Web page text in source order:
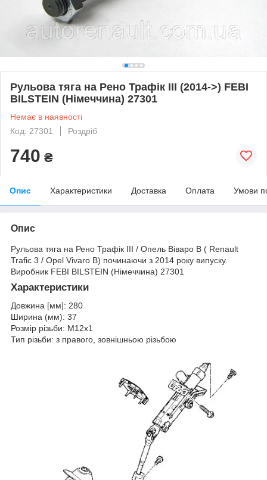
Рульова тяга на Рено Трафік III (2014->) FEBI
BILSTEIN (Німеччина) 27301
Немає в наявності
Код: 27301
Роздріб
740 ₴
Опис Характеристики Доставка Оплата Умови
Опис
Рульова тяга на Рено Трафік III / Опель Віваро B ( Renault
Trafic 3 / Opel Vivaro B) починаючи з 2014 року випуску.
Виробник FEBI BILSTEIN (Німеччина) 27301
Характеристики
Довжина [мм]: 280
Ширина (мм): 37
Розмір різьби: M12x1
Тип різьби: з правого, зовнішньою різьбою